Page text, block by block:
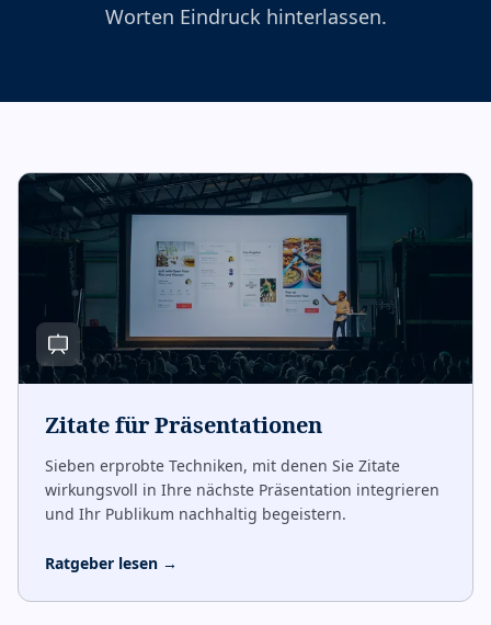
Worten Eindruck hinterlassen.
Zitate für Präsentationen
Sieben erprobte Techniken, mit denen Sie Zitate
wirkungsvoll in Ihre nächste Präsentation integrieren
und Ihr Publikum nachhaltig begeistern.
Ratgeber lesen →